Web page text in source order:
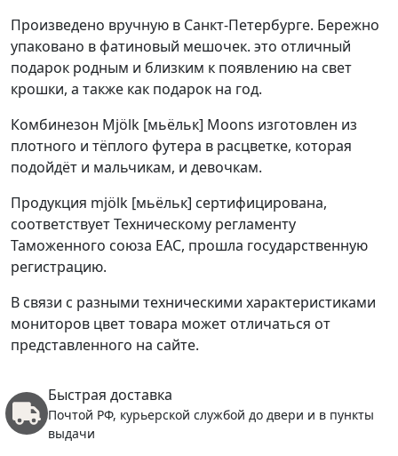
Произведено вручную в Санкт-Петербурге. Бережно
упаковано в фатиновый мешочек. это отличный
подарок родным и близким к появлению на свет
крошки, а также как подарок на год.
Комбинезон Mjölk [мьёльк] Moons изготовлен из
плотного и тёплого футера в расцветке, которая
подойдёт и мальчикам, и девочкам.
Продукция mjölk [мьёльк] сертифицирована,
соответствует Техническому регламенту
Таможенного союза EAC, прошла государственную
регистрацию.
В связи с разными техническими характеристиками
мониторов цвет товара может отличаться от
представленного на сайте.
Быстрая доставка
Почтой РФ, курьерской службой до двери и в пункты
выдачи